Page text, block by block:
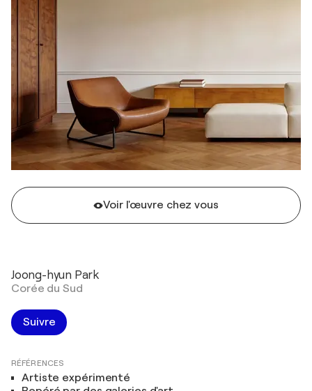
Voir l'œuvre chez vous
Joong-hyun Park
Corée du Sud
Suivre
RÉFÉRENCES
Artiste expérimenté